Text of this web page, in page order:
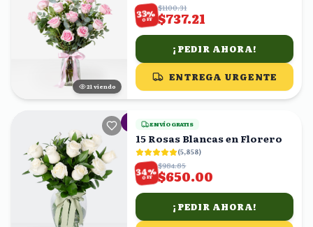
22 viendo
33%
OFF
$1100.31
$737.21
¡PEDIR AHORA!
ENTREGA URGENTE
ENVÍO GRATIS
15 Rosas Blancas en Florero
(5,858)
34%
OFF
$984.85
$650.00
¡PEDIR AHORA!